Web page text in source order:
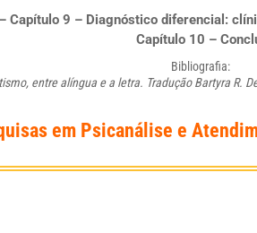
Capítulo 9 – Diagnóstico diferencial:
Capítulo 10 –
Bibliografia:
entre alíngua e a letra. Tradução Bartyra R.
em Psicanálise e